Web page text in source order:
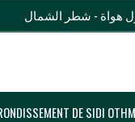
هواة - شطر الشمال
DE SIDI